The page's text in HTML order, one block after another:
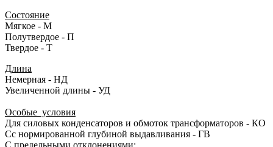
Состояние
Мягкое - М
Полутвердое - П
Твердое - Т
Длина
Немерная - НД
Увеличенной длины - УД
Особые условия
Для силовых конденсаторов и обмоток трансформаторов - КО
Сс нормированной глубиной выдавливания - ГВ